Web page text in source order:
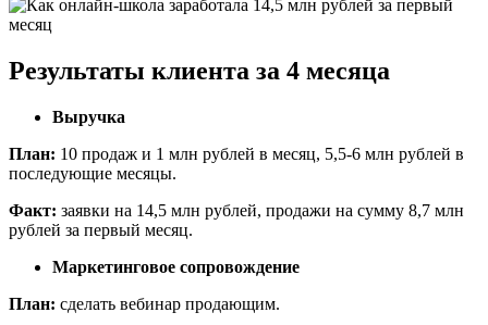
Результаты клиента за 4 месяца
Выручка
План: 10 продаж и 1 млн рублей в месяц, 5,5-6 млн рублей в
последующие месяцы.
Факт: заявки на 14,5 млн рублей, продажи на сумму 8,7 млн
рублей за первый месяц.
Маркетинговое сопровождение
План: сделать вебинар продающим.